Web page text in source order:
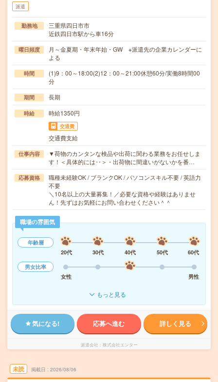
派遣
勤務地
三重県四日市市
近鉄四日市駅から車16分
曜日頻度
月～金夏期・年末年始・GW ※派遣先の企業カレンダーに
よる
時間
(1)9：00～18:00(2)12：00～21:00休憩60分/実働8時間00
分
期間 長期
時給 時給1350円
交通費
交通費支給
仕事内容
▼荷物のカンタンな検品や出荷に関わる業務をお任せしま
す！＜具体的には‥＞・出荷物に間違いがないかを番…
応募資格
職種未経験OK / ブランクOK / パソコンスキル不要 / 英語力
不要
＼10名以上の大量募集！／必要な資格や経験はありませ
ん！先ずはお気軽にお問い合わせください＾＾
職場の雰囲気
年齢層
20代
30代 40代 50代
60代
男女比率
女性
男性
もっと見る
気になる! 応募へ進む 詳しく見る
派遣会社 株式会社エンター
未読 掲載日 2026/08/06